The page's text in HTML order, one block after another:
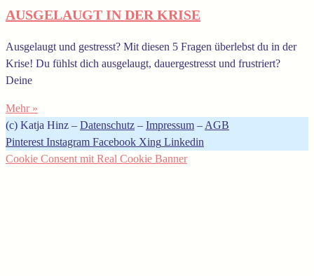
AUSGELAUGT IN DER KRISE
Ausgelaugt und gestresst? Mit diesen 5 Fragen überlebst du in der
Krise! Du fühlst dich ausgelaugt, dauergestresst und frustriert?
Deine
Mehr »
(c) Katja Hinz – Datenschutz – Impressum –AGB
Pinterest Instagram Facebook Xing Linkedin
Cookie Consent mit Real Cookie Banner